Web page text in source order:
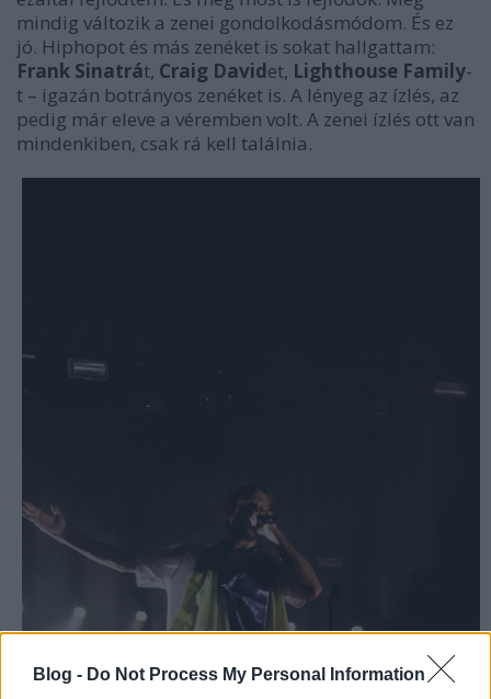
Blog - Do Not Process My Personal Information
mindig változik a zenei gondolkodásmódom. És ez
jó. Hiphopot és más zenéket is sokat hallgattam:
Frank Sinatrát, Craig Davidet, Lighthouse Family-
t – igazán botrányos zenéket is. A lényeg az ízlés, az
pedig már eleve a véremben volt. A zenei ízlés ott van
mindenkiben, csak rá kell találnia.